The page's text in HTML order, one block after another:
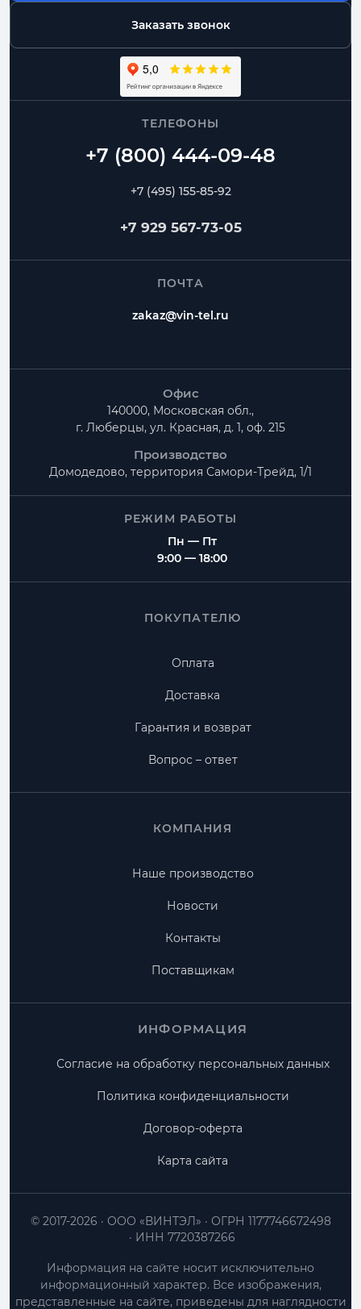
Заказать звонок
ТЕЛЕФОНЫ
+7 (495) 155-85-92
+7 929 567-73-05
ПОЧТА
zakaz@vin-tel.ru
Офис
140000, Московская обл.,
г. Люберцы, ул. Красная, д. 1, оф. 215
Производство
Домодедово, территория Самори-Трейд, 1/1
РЕЖИМ РАБОТЫ
Пн — Пт
9:00 — 18:00
ПОКУПАТЕЛЮ
Оплата
Доставка
Гарантия и возврат
Вопрос – ответ
КОМПАНИЯ
Наше производство
Новости
Контакты
Поставщикам
ИНФОРМАЦИЯ
Согласие на обработку персональных данных
Политика конфиденциальности
Договор-оферта
Карта сайта
ООО «ВИНТЭЛ»
ОГРН 1177746672498
ИНН 7720387266
© 2017-2026
Информация на сайте носит исключительно
информационный характер. Все изображения,
представленные на сайте, приведены для наглядности